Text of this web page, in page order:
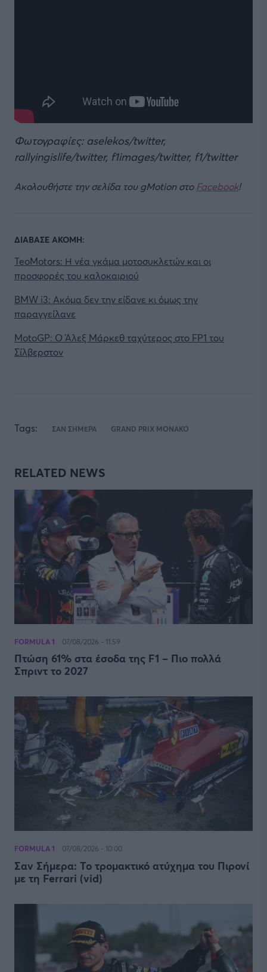
Φωτογραφίες: aselekos/twitter,
rallyingislife/twitter, f1images/twitter, f1/twitter
Ακολουθήστε την σελίδα του gMotion στο Facebook!
ΔΙΑΒΑΣΕ ΑΚΟΜΗ:
TeoMotors: Η νέα γκάμα μοτοσυκλετών και οι
προσφορές του καλοκαιριού
BMW i3: Ακόμα δεν την είδανε κι όμως την
παραγγείλανε
MotoGP: O Άλεξ Μάρκεθ ταχύτερος στο FP1 του
Σίλβερστον
Tags: ΣΑΝ ΣΗΜΕΡΑ GRAND PRIX ΜΟΝΑΚΟ
RELATED NEWS
FORMULA 1 07/08/2026 - 11:59
Πτώση 61% στα έσοδα της F1 – Πιο πολλά
Σπριντ το 2027
FORMULA 1 07/08/2026 - 10:00
Σαν Σήμερα: Το τρομακτικό ατύχημα του Πιρονί
με τη Ferrari (vid)